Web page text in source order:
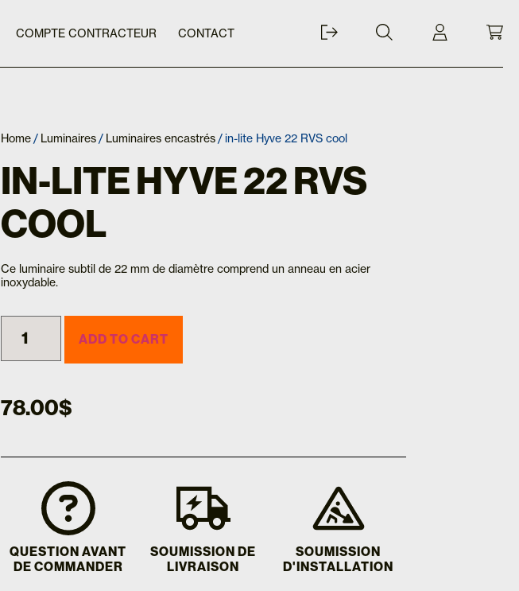
COMPTE CONTRACTEUR CONTACT
Home / Luminaires / Luminaires encastrés / in-lite Hyve 22 RVS cool
IN-LITE HYVE 22 RVS
COOL
Ce luminaire subtil de 22 mm de diamètre comprend un anneau en acier
inoxydable.
ADD TO CART
78.00$
QUESTION AVANT
DE COMMANDER
SOUMISSION DE
LIVRAISON
SOUMISSION
D'INSTALLATION